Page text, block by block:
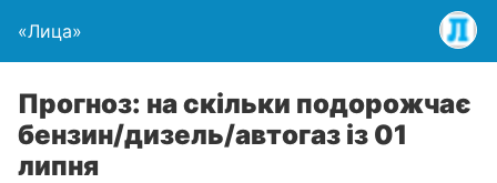
«Лица»
Прогноз: на скільки подорожчає
бензин/дизель/автогаз із 01
липня